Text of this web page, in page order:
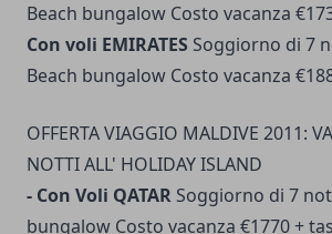
Beach bungalow Costo vacanza
Con voli EMIRATES Soggiorno di 7
Beach bungalow Costo vacanza
OFFERTA VIAGGIO MALDIVE 2011:
NOTTI ALL' HOLIDAY ISLAND
- Con Voli QATAR Soggiorno di 7
bungalow Costo vacanza €1770 +